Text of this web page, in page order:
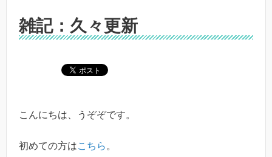
雑記：久々更新
こんにちは、うぞぞです。
初めての方はこちら 。